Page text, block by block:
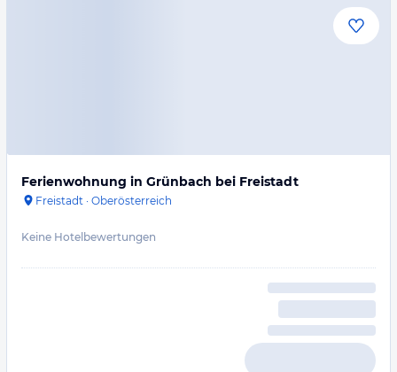
Ferienwohnung in Grünbach bei Freistadt
Freistadt · Oberösterreich
Keine Hotelbewertungen